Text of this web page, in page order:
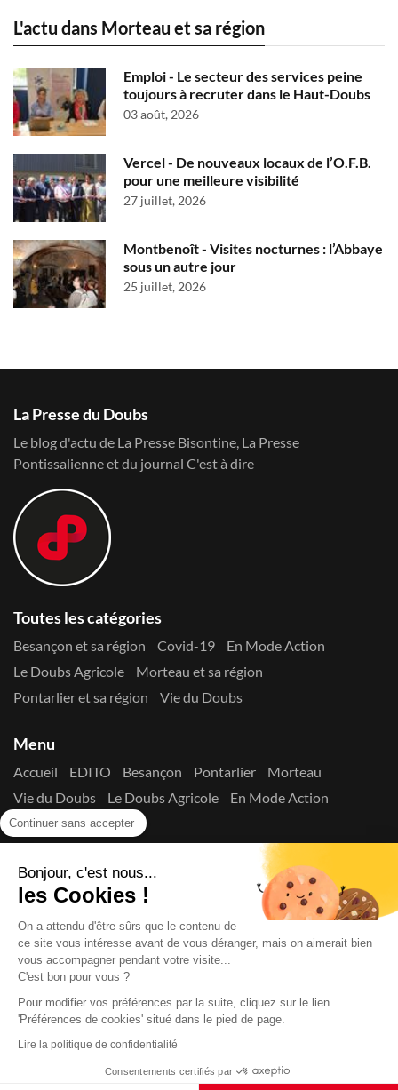
Continuer sans accepter
Bonjour, c'est nous...
les Cookies !
On a attendu d'être sûrs que le contenu de
ce site vous intéresse avant de vous déranger, mais on aimerait bien
vous accompagner pendant votre visite...
C'est bon pour vous ?
Pour modifier vos préférences par la suite, cliquez sur le lien
'Préférences de cookies' situé dans le pied de page.
Lire la politique de confidentialité
Consentements certifiés par
L'actu dans Morteau et sa région
Emploi - Le secteur des services peine
toujours à recruter dans le Haut-Doubs
03 août, 2026
Vercel - De nouveaux locaux de l’O.F.B.
pour une meilleure visibilité
27 juillet, 2026
Montbenoît - Visites nocturnes : l’Abbaye
sous un autre jour
25 juillet, 2026
La Presse du Doubs
Le blog d'actu de La Presse Bisontine, La Presse
Pontissalienne et du journal C'est à dire
Toutes les catégories
Besançon et sa région Covid-19
En Mode Action
Le Doubs Agricole
Morteau et sa région
Pontarlier et sa région
Vie du Doubs
Menu
Accueil EDITO Besançon Pontarlier
Morteau
Vie du Doubs
Le Doubs Agricole
En Mode Action
Contactez-nous !
Suivez-nous sur les réseaux
Copyright © 2026 La Presse du Doubs
2725-8165 - N° de commission paritaire : 1125 Y 94392
Données Personnelles
Mentions Légales